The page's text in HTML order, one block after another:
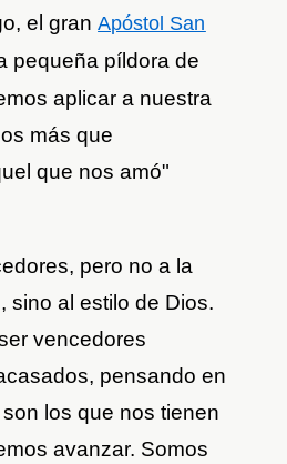
el granApóstol San
pequeña píldora de
aplicar a nuestra
más que
que nos amó"
pero no a la
sino al estilo de Dios.
vencedores
pensando en
los que nos tienen
avanzar. Somos